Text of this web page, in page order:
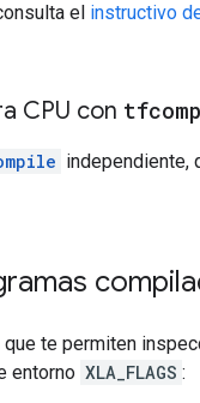
el instructivo
CPU con
independiente,
te permiten
entorno XLA_FLAGS :